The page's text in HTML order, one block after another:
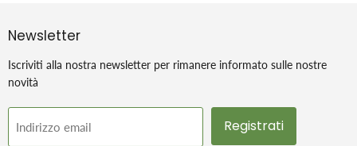
Conservazione
asciutto, fuori dalla portata dei bambini
Precauzioni d'uso
Maneggiare con cautela. Indossare
dispositivi di protezione. Assicurati di
Newsletter
Iscriviti alla nostra newsletter per rimanere informato sulle nostre
novità
Indirizzo email Registrati